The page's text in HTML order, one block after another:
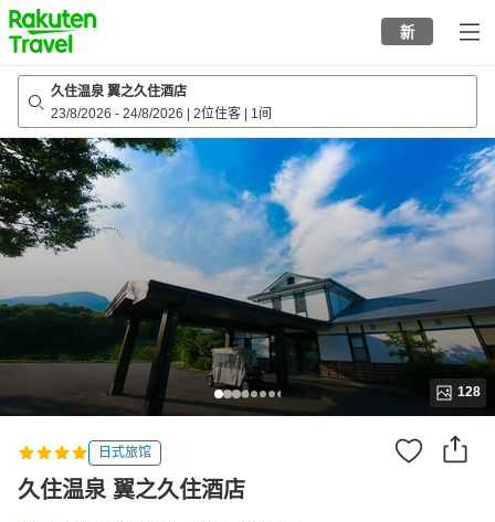
to
top
page
新
久住温泉 翼之久住酒店
23/8/2026 - 24/8/2026 2位住客 1间
128
日式旅馆
久住温泉 翼之久住酒店